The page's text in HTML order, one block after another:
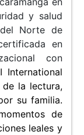
y salud
Norte de
en
con
International
de la lectura,
su familia.
de
leales y